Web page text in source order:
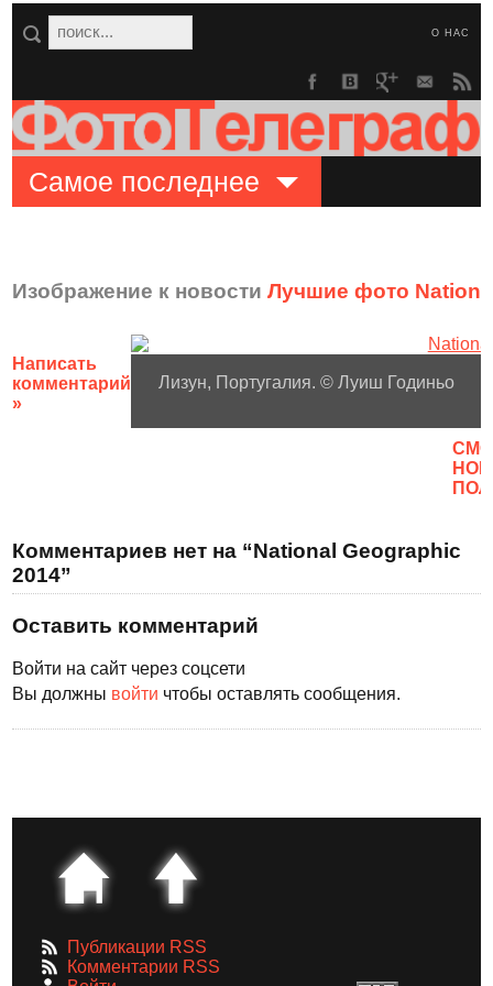
О НАС
Самое последнее
Изображение к новостиЛучшие фото
Написать
комментарий
»
Лизун, Португалия. © Луиш Годиньо
Комментариев нет на “National Geographic
2014”
Оставить комментарий
Войти на сайт через соцсети
Вы должны войти чтобы оставлять сообщения.
Публикации RSS
Комментарии RSS